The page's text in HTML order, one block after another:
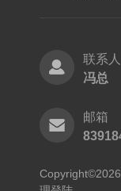
联系人
冯总
邮箱